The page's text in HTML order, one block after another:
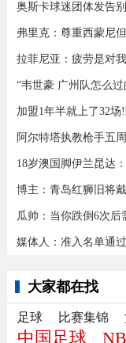
奥斯卡球迷团体发告
弗里克：尊重西蒙尼
拉菲尼亚：疲劳是对
“韦世豪 广州队怎么
阿尔特塔执教枪手五
博主：青岛红狮旧将
瓜帅：当你跌倒6次
媒体人：准入名单通
大家都在找
足球 比赛集锦
中国足球